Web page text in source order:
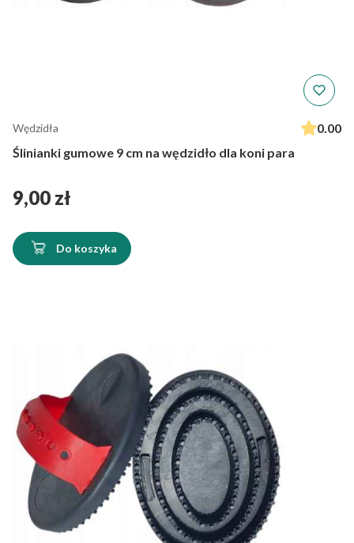
Wędzidła
0.00
Ślinianki gumowe 9 cm na wędzidło dla koni para
Cena
9,00 zł
Do koszyka